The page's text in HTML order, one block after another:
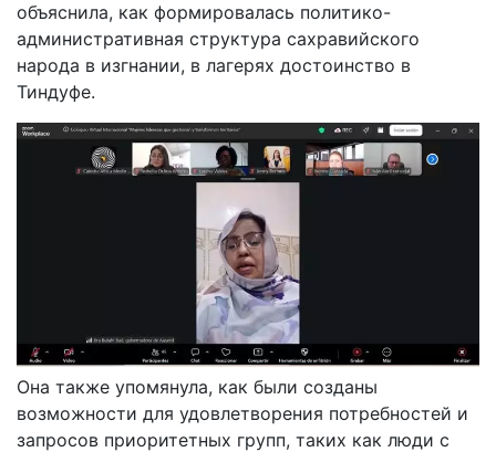
объяснила, как формировалась политико-
административная структура сахравийского
народа в изгнании, в лагерях достоинство в
Тиндуфе.
Она также упомянула, как были созданы
возможности для удовлетворения потребностей и
запросов приоритетных групп, таких как люди с